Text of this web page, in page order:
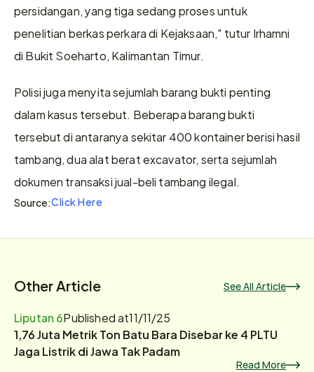
persidangan, yang tiga sedang proses untuk
penelitian berkas perkara di Kejaksaan," tutur Irhamni
di Bukit Soeharto, Kalimantan Timur.
Polisi juga menyita sejumlah barang bukti penting
dalam kasus tersebut. Beberapa barang bukti
tersebut di antaranya sekitar 400 kontainer berisi hasil
tambang, dua alat berat excavator, serta sejumlah
dokumen transaksi jual-beli tambang ilegal.
Source:Click Here
Other Article See All Article
Liputan 6Published at11/11/25
1,76 Juta Metrik Ton Batu Bara Disebar ke 4 PLTU
Jaga Listrik di Jawa Tak Padam
Read More